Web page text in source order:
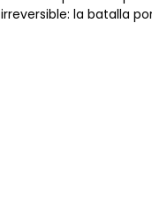
la batalla